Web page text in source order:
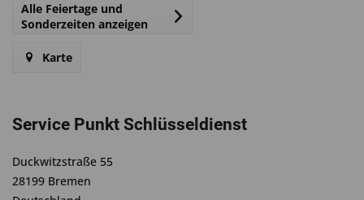
Alle Feiertage und
Sonderzeiten anzeigen
Karte
Service Punkt Schlüsseldienst
Duckwitzstraße 55
28199 Bremen